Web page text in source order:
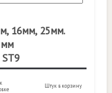
16мм, 25мм.
Штук в корзину